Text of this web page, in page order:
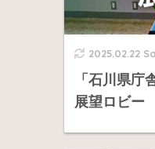
2025.02.22
「石川県庁
展望ロビー